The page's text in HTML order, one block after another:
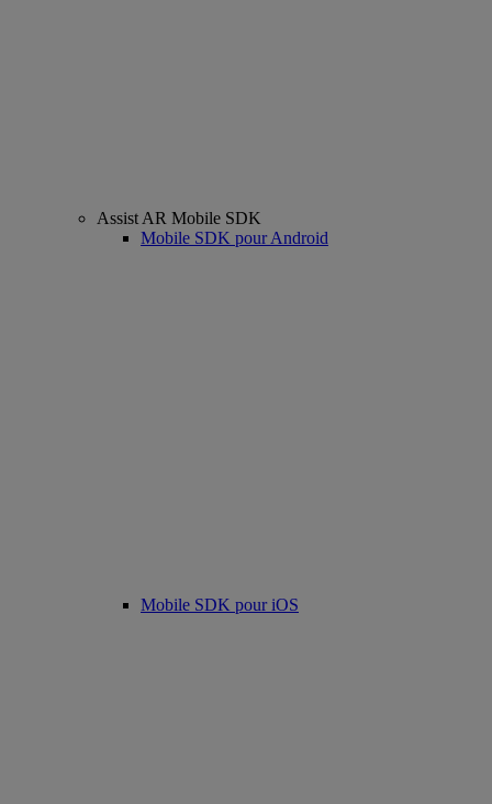
Assist AR Mobile SDK
Mobile SDK pour Android
Mobile SDK pour iOS